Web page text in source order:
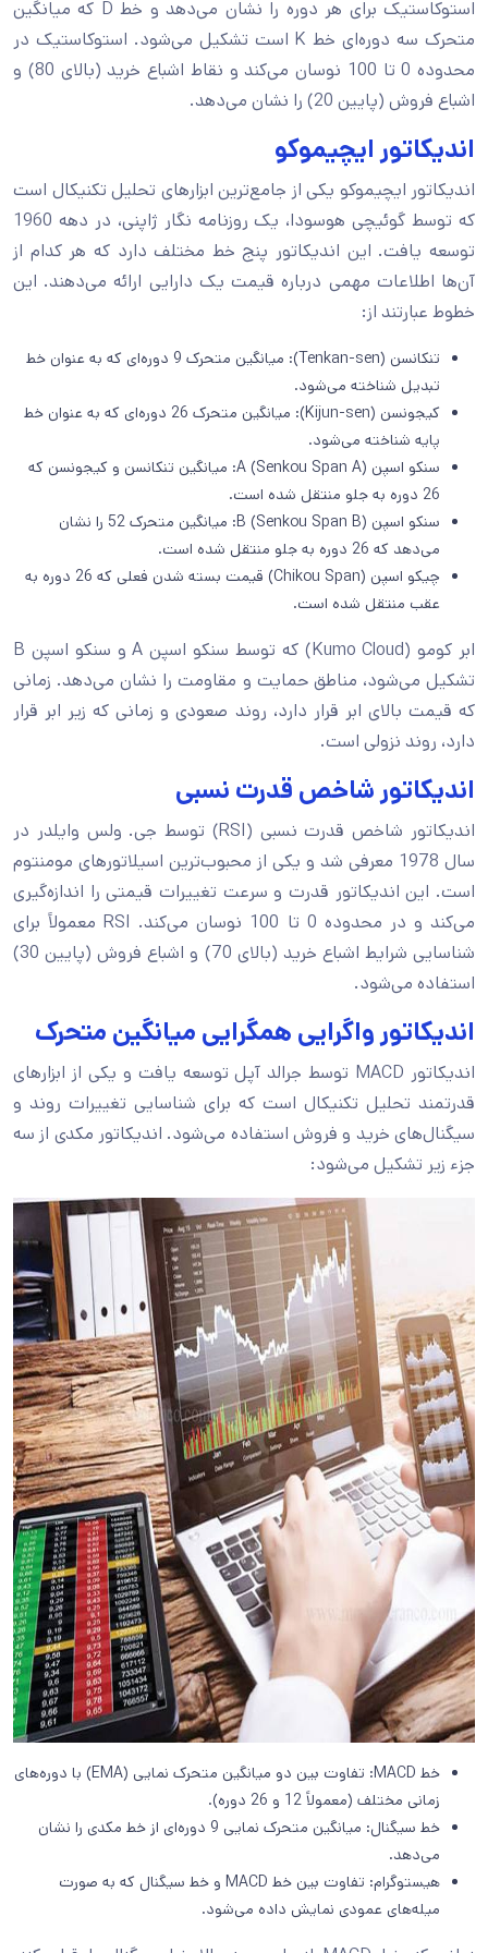
استوکاستیک برای هر دوره را نشان می‌دهد و خط D که میانگین
متحرک سه دوره‌ای خط K است تشکیل می‌شود. استوکاستیک در
محدوده 0 تا 100 نوسان می‌کند و نقاط اشباع خرید (بالای 80) و
اشباع فروش (پایین 20) را نشان می‌دهد.
اندیکاتور ایچیموکو
اندیکاتور ایچیموکو یکی از جامع‌ترین ابزارهای تحلیل تکنیکال است
که توسط گوئیچی هوسودا، یک روزنامه‌ نگار ژاپنی، در دهه 1960
توسعه یافت. این اندیکاتور پنج خط مختلف دارد که هر کدام از
آن‌ها اطلاعات مهمی درباره قیمت یک دارایی ارائه می‌دهند. این
خطوط عبارتند از:
تنکانسن (Tenkan-sen): میانگین متحرک 9 دوره‌ای که به عنوان خط
تبدیل شناخته می‌شود.
کیجونسن (Kijun-sen): میانگین متحرک 26 دوره‌ای که به عنوان خط
پایه شناخته می‌شود.
سنکو اسپن A (Senkou Span A): میانگین تنکانسن و کیجونسن که
26 دوره به جلو منتقل شده است.
سنکو اسپن B (Senkou Span B): میانگین متحرک 52 را نشان
می‌دهد که 26 دوره به جلو منتقل شده است.
چیکو اسپن (Chikou Span) قیمت بسته شدن فعلی که 26 دوره به
عقب منتقل شده است.
ابر کومو (Kumo Cloud) که توسط سنکو اسپن A و سنکو اسپن B
تشکیل می‌شود، مناطق حمایت و مقاومت را نشان می‌دهد. زمانی
که قیمت بالای ابر قرار دارد، روند صعودی و زمانی که زیر ابر قرار
دارد، روند نزولی است.
اندیکاتور شاخص قدرت نسبی
اندیکاتور شاخص قدرت نسبی (RSI) توسط جی. ولس وایلدر در
سال 1978 معرفی شد و یکی از محبوب‌ترین اسیلاتورهای مومنتوم
است. این اندیکاتور قدرت و سرعت تغییرات قیمتی را اندازه‌گیری
می‌کند و در محدوده 0 تا 100 نوسان می‌کند. RSI معمولاً برای
شناسایی شرایط اشباع خرید (بالای 70) و اشباع فروش (پایین 30)
استفاده می‌شود.
اندیکاتور واگرایی همگرایی میانگین متحرک
اندیکاتور MACD توسط جرالد آپل توسعه یافت و یکی از ابزارهای
قدرتمند تحلیل تکنیکال است که برای شناسایی تغییرات روند و
سیگنال‌های خرید و فروش استفاده می‌شود. اندیکاتور مکدی از سه
جزء زیر تشکیل می‌شود:
خط MACD: تفاوت بین دو میانگین متحرک نمایی (EMA) با دوره‌های
زمانی مختلف (معمولاً 12 و 26 دوره).
خط سیگنال: میانگین متحرک نمایی 9 دوره‌ای از خط مکدی را نشان
می‌دهد.
هیستوگرام: تفاوت بین خط MACD و خط سیگنال که به صورت
میله‌های عمودی نمایش داده می‌شود.